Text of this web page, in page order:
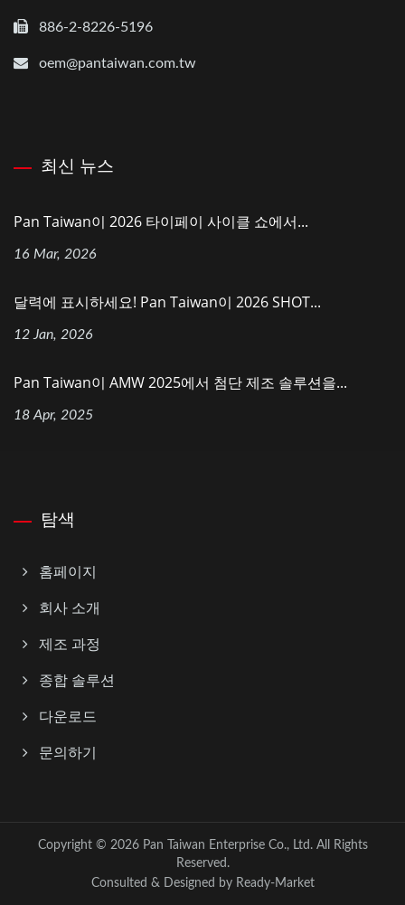
886-2-8226-5196
oem@pantaiwan.com.tw
최신 뉴스
Pan Taiwan이 2026 타이페이 사이클 쇼에서...
16 Mar, 2026
달력에 표시하세요! Pan Taiwan이 2026 SHOT...
12 Jan, 2026
Pan Taiwan이 AMW 2025에서 첨단 제조 솔루션을...
18 Apr, 2025
탐색
홈페이지
회사 소개
제조 과정
종합 솔루션
다운로드
문의하기
Copyright © 2026 Pan Taiwan Enterprise Co., Ltd.All Rights
Reserved.
Consulted & Designed by Ready-Market